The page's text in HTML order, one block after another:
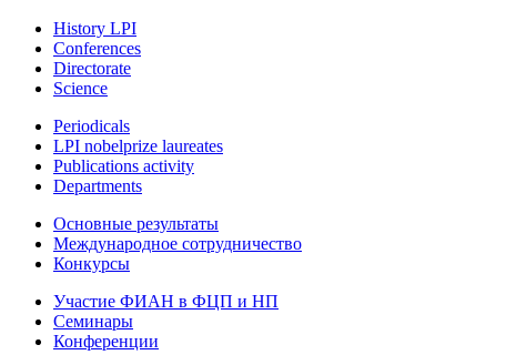
History LPI
Conferences
Directorate
Science
Periodicals
LPI nobelprize laureates
Publications activity
Departments
Основные результаты
Международное сотрудничество
Конкурсы
Участие ФИАН в ФЦП и НП
Семинары
Конференции